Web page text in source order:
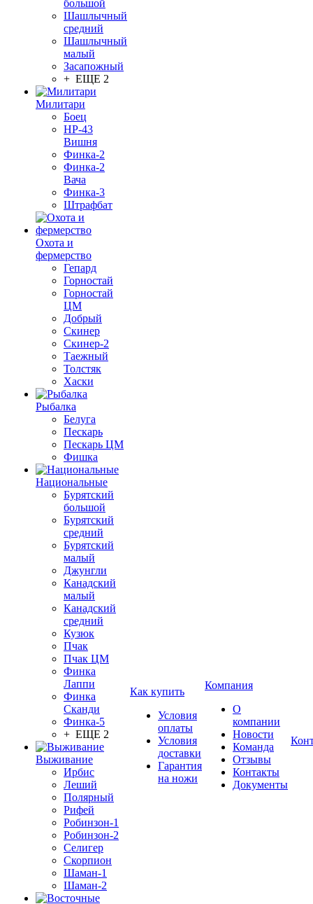
большой
Шашлычный
средний
Шашлычный
малый
Засапожный
+ ЕЩЕ 2
Милитари
Боец
НР-43
Вишня
Финка-2
Финка-2
Вача
Финка-3
Штрафбат
Охота и
фермерство
Гепард
Горностай
Горностай
ЦМ
Добрый
Скинер
Скинер-2
Таежный
Толстяк
Хаски
Рыбалка
Белуга
Пескарь
Пескарь ЦМ
Фишка
Национальные
Бурятский
большой
Бурятский
средний
Бурятский
малый
Джунгли
Канадский
малый
Канадский
средний
Кузюк
Пчак
Пчак ЦМ
Финка
Лаппи
Финка
Сканди
Финка-5
+ ЕЩЕ 2
Выживание
Ирбис
Леший
Полярный
Рифей
Робинзон-1
Робинзон-2
Селигер
Скорпион
Шаман-1
Шаман-2
Как купить
Условия
оплаты
Условия
доставки
Гарантия
на ножи
Компания
О
компании
Новости
Команда
Отзывы
Контакты
Документы